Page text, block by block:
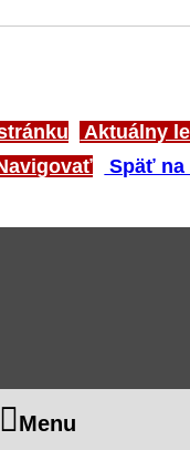
Aktuálny
Späť na
Menu